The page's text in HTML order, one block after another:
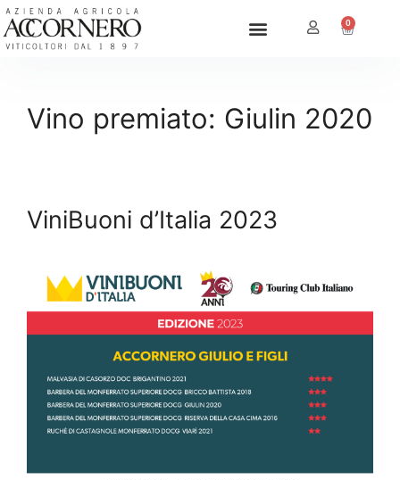
0
Vino premiato: Giulin 2020
ViniBuoni d’Italia 2023